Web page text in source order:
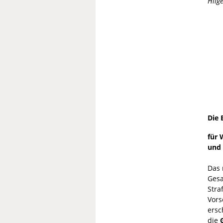
Die
für
und
die